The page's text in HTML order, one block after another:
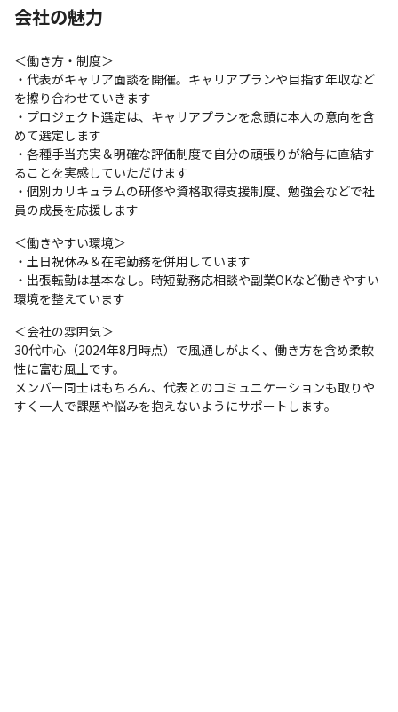
会社の魅力
＜働き方・制度＞
・代表がキャリア面談を開催。キャリアプランや目指す年収など
を擦り合わせていきます
・プロジェクト選定は、キャリアプランを念頭に本人の意向を含
めて選定します
・各種手当充実＆明確な評価制度で自分の頑張りが給与に直結す
ることを実感していただけます
・個別カリキュラムの研修や資格取得支援制度、勉強会などで社
員の成長を応援します
＜働きやすい環境＞
・土日祝休み＆在宅勤務を併用しています
・出張転勤は基本なし。時短勤務応相談や副業OKなど働きやすい
環境を整えています
＜会社の雰囲気＞
30代中心（2024年8月時点）で風通しがよく、働き方を含め柔軟
性に富む風土です。
メンバー同士はもちろん、代表とのコミュニケーションも取りや
すく一人で課題や悩みを抱えないようにサポートします。